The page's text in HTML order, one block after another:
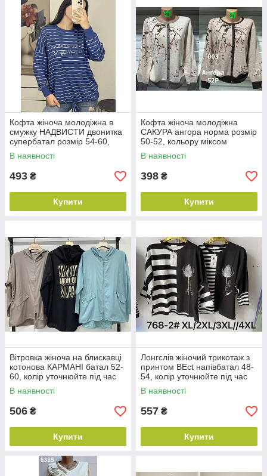
Кофта жіноча молодіжна в
смужку НАДВИСТИ двонитка
супербатал розмір 54-60,
колір уточнюйте під час
замовлення
В наявності
493 ₴
Купити
Кофта жіноча молодіжна
САКУРА ангора норма розмір
50-52, кольору міксом
В наявності
398 ₴
Купити
Вітровка жіноча на блискавці
котонова КАРМАНІ батал 52-
60, колір уточнюйте під час
замовлення
В наявності
506 ₴
Купити
Лонгслів жіночий трикотаж з
принтом ВЕct напівбатал 48-
54, колір уточнюйте під час
замовлення
В наявності
557 ₴
Купити